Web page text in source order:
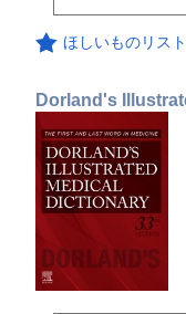
ほしいものリス
Dorland's